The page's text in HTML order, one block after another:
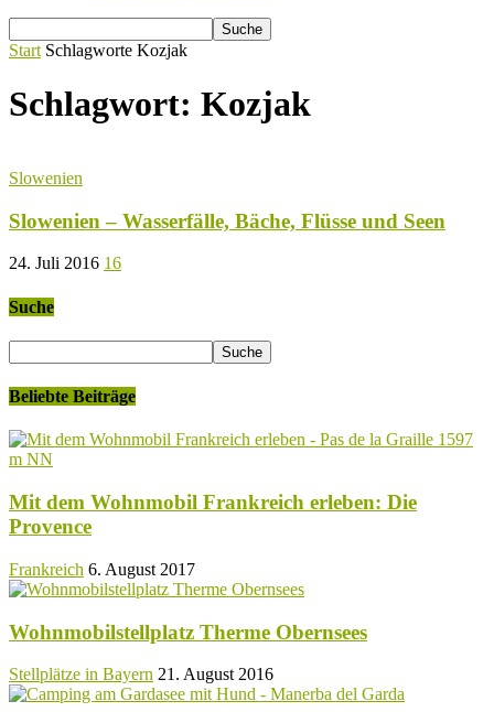
Start Schlagworte Kozjak
Schlagwort: Kozjak
Slowenien
Slowenien – Wasserfälle, Bäche, Flüsse und Seen
24. Juli 2016 16
Suche
Beliebte Beiträge
Mit dem Wohnmobil Frankreich erleben: Die
Provence
Frankreich 6. August 2017
Wohnmobilstellplatz Therme Obernsees
Stellplätze in Bayern 21. August 2016